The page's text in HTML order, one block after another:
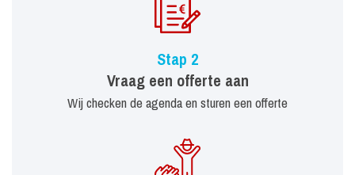
Stap 2
Vraag een offerte aan
Wij checken de agenda en sturen een offerte